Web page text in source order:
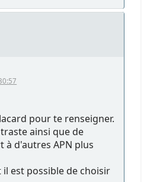
pour te renseigner.
ainsi que de
d'autres APN plus
est possible de choisir